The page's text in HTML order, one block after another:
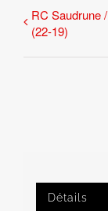
RC Saudrune
(22-19)
Détails